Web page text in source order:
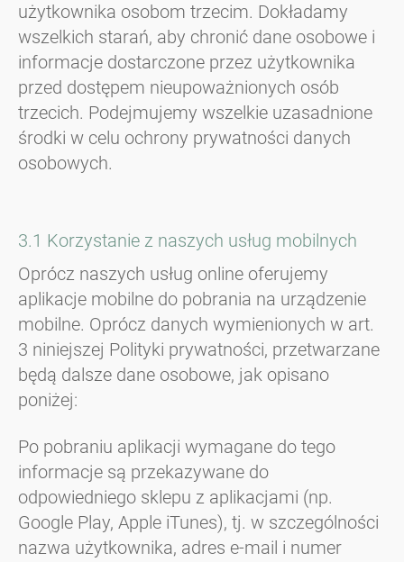
użytkownika osobom trzecim. Dokładamy
wszelkich starań, aby chronić dane osobowe i
informacje dostarczone przez użytkownika
przed dostępem nieupoważnionych osób
trzecich. Podejmujemy wszelkie uzasadnione
środki w celu ochrony prywatności danych
osobowych.
3.1 Korzystanie z naszych usług mobilnych
Oprócz naszych usług online oferujemy
aplikacje mobilne do pobrania na urządzenie
mobilne. Oprócz danych wymienionych w art.
3 niniejszej Polityki prywatności, przetwarzane
będą dalsze dane osobowe, jak opisano
poniżej:
Po pobraniu aplikacji wymagane do tego
informacje są przekazywane do
odpowiedniego sklepu z aplikacjami (np.
Google Play, Apple iTunes), tj. w szczególności
nazwa użytkownika, adres e-mail i numer